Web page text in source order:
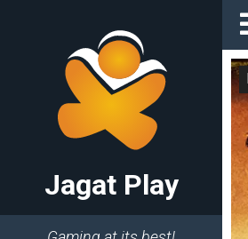
Jagat Play